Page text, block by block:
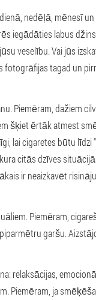
nedēļā, mēnesī
iegādāties labus
veselību. Vai jūs
fotogrāfijas tagad un
Piemēram, dažiem
šķiet ērtāk atmest
lai cigaretes būtu līdzi
citās dzīves
ir neaizkavēt
Piemēram,
garšu.
relaksācijas,
Piemēram, ja